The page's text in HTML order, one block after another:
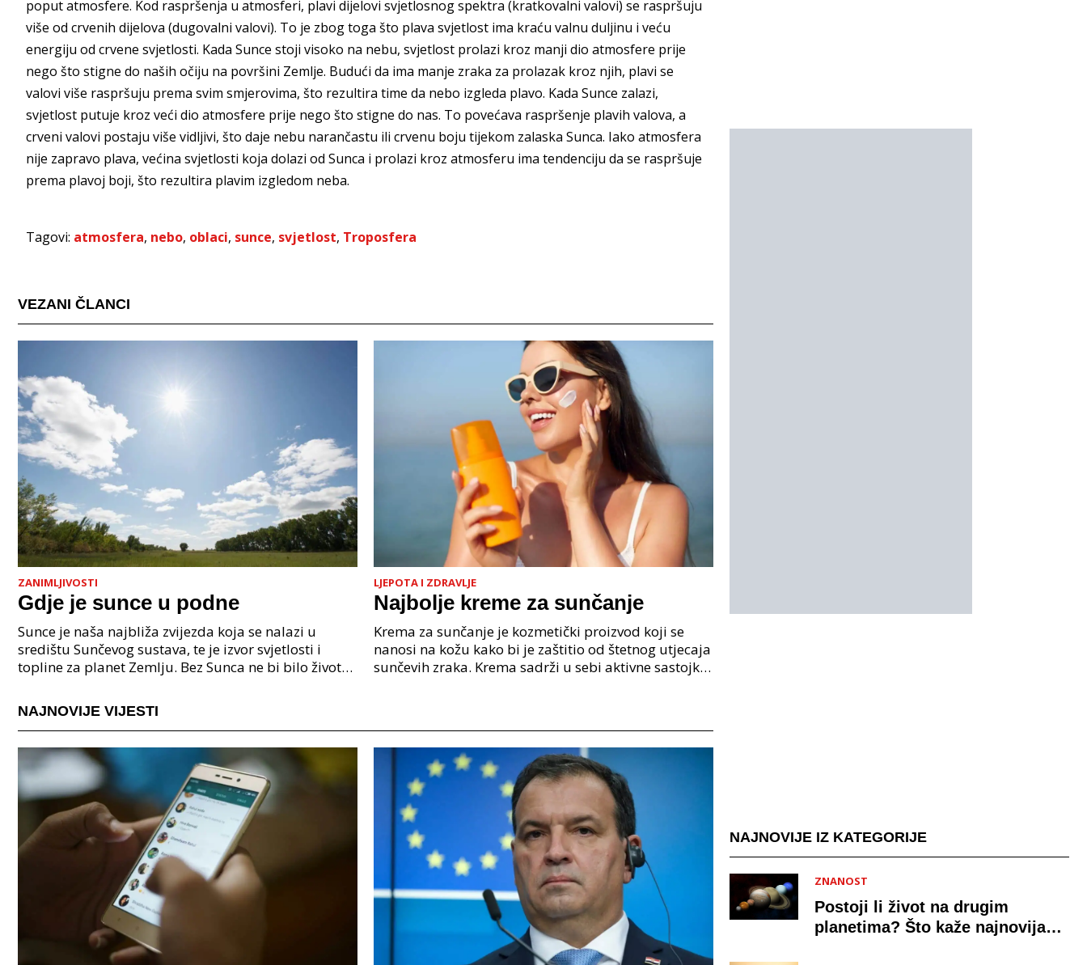
poput atmosfere. Kod raspršenja u atmosferi, plavi dijelovi svjetlosnog spektra (kratkovalni valovi) se raspršuju
više od crvenih dijelova (dugovalni valovi). To je zbog toga što plava svjetlost ima kraću valnu duljinu i veću
energiju od crvene svjetlosti. Kada Sunce stoji visoko na nebu, svjetlost prolazi kroz manji dio atmosfere prije
nego što stigne do naših očiju na površini Zemlje. Budući da ima manje zraka za prolazak kroz njih, plavi se
valovi više raspršuju prema svim smjerovima, što rezultira time da nebo izgleda plavo. Kada Sunce zalazi,
svjetlost putuje kroz veći dio atmosfere prije nego što stigne do nas. To povećava raspršenje plavih valova, a
crveni valovi postaju više vidljivi, što daje nebu narančastu ili crvenu boju tijekom zalaska Sunca. Iako atmosfera
nije zapravo plava, većina svjetlosti koja dolazi od Sunca i prolazi kroz atmosferu ima tendenciju da se raspršuje
prema plavoj boji, što rezultira plavim izgledom neba.
Tagovi: atmosfera, nebo, oblaci, sunce, svjetlost, Troposfera
VEZANI ČLANCI
ZANIMLJIVOSTI
Gdje je sunce u podne
Sunce je naša najbliža zvijezda koja se nalazi u
središtu Sunčevog sustava, te je izvor svjetlosti i
topline za planet Zemlju. Bez Sunca ne bi bilo života
LJEPOTA I ZDRAVLJE
Najbolje kreme za sunčanje
Krema za sunčanje je kozmetički proizvod koji se
nanosi na kožu kako bi je zaštitio od štetnog utjecaja
sunčevih zraka. Krema sadrži u sebi aktivne sastojke
NAJNOVIJE VIJESTI
NAJNOVIJE IZ KATEGORIJE
ZNANOST
Postoji li život na drugim
planetima? Što kaže najnovija